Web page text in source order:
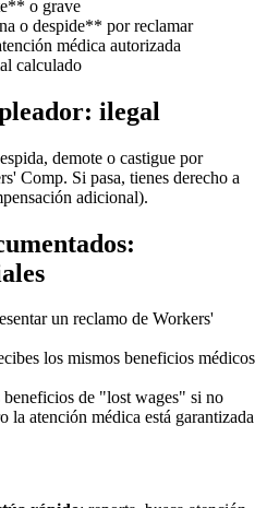
o grave
o despide** por reclamar
médica autorizada
calculado
ilegal
demote o castigue por
Comp. Si pasa, tienes derecho a
adicional).
un reclamo de Workers'
los mismos beneficios médicos
de "lost wages" si no
la atención médica está garantizada